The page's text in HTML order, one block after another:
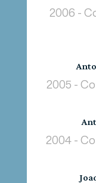
2006 -
2005 -
2004 -